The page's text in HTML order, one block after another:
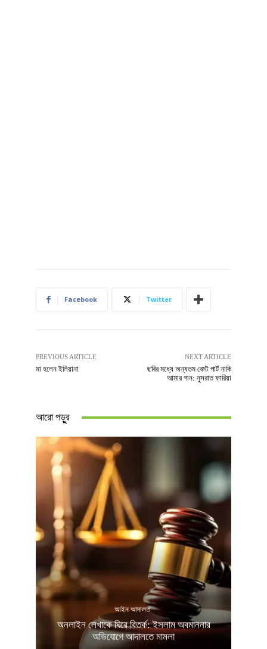
Facebook Twitter
PREVIOUS ARTICLE
মা হলেন ইলিয়ানা
NEXT ARTICLE
ছবির মধ্যে অন্যতম বেস্ট পার্ট নাকি
আমার গান: নুসরাত ফারিয়া
আরো পড়ুুর
আইন আদালত
অনলাইন লেখাকে ঘিরে বিতর্ক: ইসলাম অবমাননার
অভিযোগে আদালতে মামলা